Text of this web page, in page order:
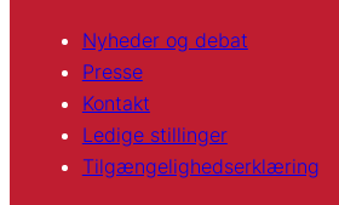
Nyheder og debat
Presse
Kontakt
Ledige stillinger
Tilgængelighedserklæring